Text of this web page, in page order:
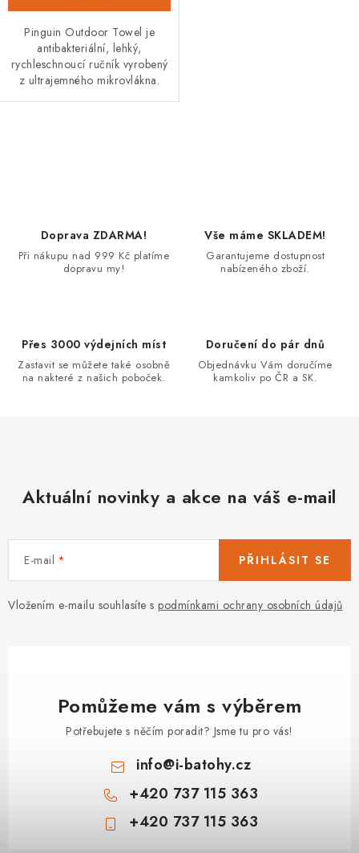
Pinguin Outdoor Towel je
antibakteriální, lehký,
rychleschnoucí ručník vyrobený
z ultrajemného mikrovlákna.
Doprava ZDARMA!
Při nákupu nad 999 Kč platíme
dopravu my!
Vše máme SKLADEM!
Garantujeme dostupnost
nabízeného zboží.
Přes 3000 výdejních míst
Zastavit se můžete také osobně
na nakteré z našich poboček.
Doručení do pár dnů
Objednávku Vám doručíme
kamkoliv po ČR a SK.
Aktuální novinky a akce na váš e-mail
E-mail
Vložením e-mailu souhlasíte s podmínkami ochrany osobních údajů
PŘIHLÁSIT SE
Pomůžeme vám s výběrem
Potřebujete s něčím poradit? Jsme tu pro vás!
info@i-batohy.cz
+420 737 115 363
+420 737 115 363